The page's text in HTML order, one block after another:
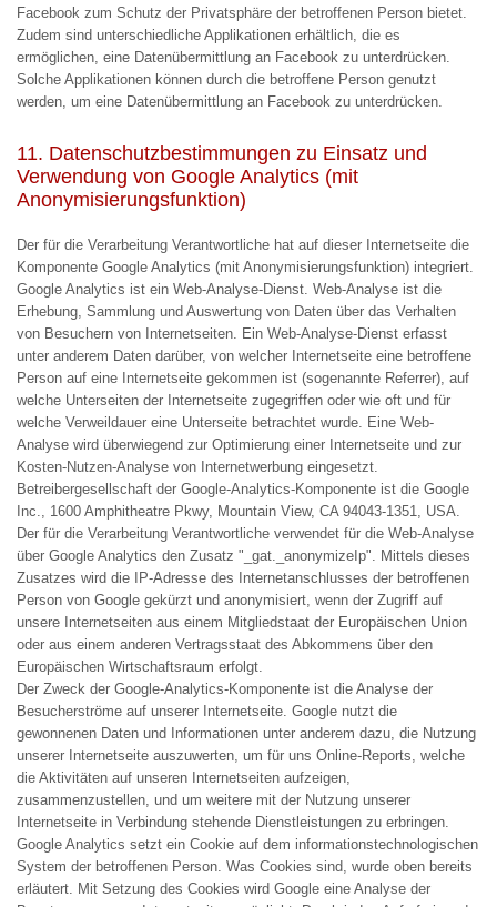
Facebook zum Schutz der Privatsphäre der betroffenen Person bietet.
Zudem sind unterschiedliche Applikationen erhältlich, die es
ermöglichen, eine Datenübermittlung an Facebook zu unterdrücken.
Solche Applikationen können durch die betroffene Person genutzt
werden, um eine Datenübermittlung an Facebook zu unterdrücken.
11. Datenschutzbestimmungen zu Einsatz und
Verwendung von Google Analytics (mit
Anonymisierungsfunktion)
Der für die Verarbeitung Verantwortliche hat auf dieser Internetseite die
Komponente Google Analytics (mit Anonymisierungsfunktion) integriert.
Google Analytics ist ein Web-Analyse-Dienst. Web-Analyse ist die
Erhebung, Sammlung und Auswertung von Daten über das Verhalten
von Besuchern von Internetseiten. Ein Web-Analyse-Dienst erfasst
unter anderem Daten darüber, von welcher Internetseite eine betroffene
Person auf eine Internetseite gekommen ist (sogenannte Referrer), auf
welche Unterseiten der Internetseite zugegriffen oder wie oft und für
welche Verweildauer eine Unterseite betrachtet wurde. Eine Web-
Analyse wird überwiegend zur Optimierung einer Internetseite und zur
Kosten-Nutzen-Analyse von Internetwerbung eingesetzt.
Betreibergesellschaft der Google-Analytics-Komponente ist die Google
Inc., 1600 Amphitheatre Pkwy, Mountain View, CA 94043-1351, USA.
Der für die Verarbeitung Verantwortliche verwendet für die Web-Analyse
über Google Analytics den Zusatz "_gat._anonymizeIp". Mittels dieses
Zusatzes wird die IP-Adresse des Internetanschlusses der betroffenen
Person von Google gekürzt und anonymisiert, wenn der Zugriff auf
unsere Internetseiten aus einem Mitgliedstaat der Europäischen Union
oder aus einem anderen Vertragsstaat des Abkommens über den
Europäischen Wirtschaftsraum erfolgt.
Der Zweck der Google-Analytics-Komponente ist die Analyse der
Besucherströme auf unserer Internetseite. Google nutzt die
gewonnenen Daten und Informationen unter anderem dazu, die Nutzung
unserer Internetseite auszuwerten, um für uns Online-Reports, welche
die Aktivitäten auf unseren Internetseiten aufzeigen,
zusammenzustellen, und um weitere mit der Nutzung unserer
Internetseite in Verbindung stehende Dienstleistungen zu erbringen.
Google Analytics setzt ein Cookie auf dem informationstechnologischen
System der betroffenen Person. Was Cookies sind, wurde oben bereits
erläutert. Mit Setzung des Cookies wird Google eine Analyse der